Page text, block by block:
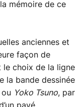
mémoire de ce
anciennes et
façon de
le choix de la ligne
la bande dessinée
Yoko Tsuno, par